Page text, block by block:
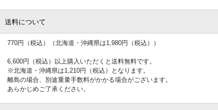
送料について
770円（税込）（北海道・沖縄県は1,980円（税込））
6,600円（税込）以上購入いただくと送料無料です。
※北海道・沖縄県は1,210円（税込）となります。
離島の場合、別途重量手数料がかかる場合がございます。
あらかじめご了承ください。